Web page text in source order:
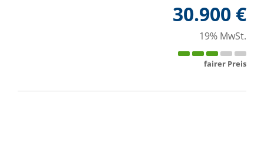
30.900 €
19% MwSt.
fairer Preis